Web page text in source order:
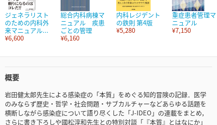
ジェネラリスト
のための内科外
来マニュアル...
¥6,600
総合内科病棟マ
ニュアル 疾患
ごとの管理
¥6,160
内科レジデント
の鉄則 第4版
¥5,280
重症患者管理マ
ニュアル
¥7,150
概要
岩田健太郎先生による感染症の「本質」をめぐる知的冒険の記録．医学
のみならず歴史・哲学・社会問題・サブカルチャーなどあらゆる話題を
横断しながら感染症について語り尽くした「J-IDEO」の連載をまとめ，
さらに書き下ろしや國松淳和先生との特別対談「『本質』とはなにか」